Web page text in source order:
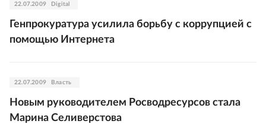
22.07.2009 Digital
Генпрокуратура усилила борьбу с коррупцией с
помощью Интернета
22.07.2009 Власть
Новым руководителем Росводресурсов стала
Марина Селиверстова